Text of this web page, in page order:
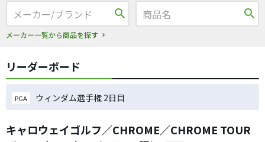
search
メーカー一覧から商品を探す
search
リーダーボード
PGA ウィンダム選手権 2日目
キャロウェイゴルフ／CHROME／CHROME TOUR